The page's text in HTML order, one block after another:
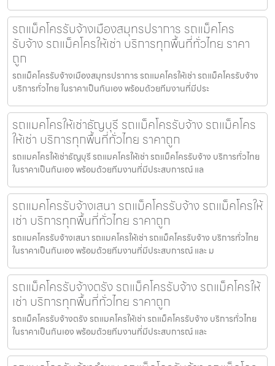
รถแม็คโครรับจ้างเมืองสมุทรปราการ รถแม็คโคร
รับจ้าง รถแม็คโครให้เช่า บริการทุกพื้นที่ทั่วไทย ราคา
ถูก
รถแม็คโครรับจ้างเมืองสมุทรปราการ รถแมคโครให้เช่า รถแม็คโครรับจ้าง
บริการทั่วไทย ในราคาเป็นกันเอง พร้อมด้วยทีมงานที่มีประ
รถแมคโครให้เช่าธัญบุรี รถแม็คโครรับจ้าง รถแม็คโคร
ให้เช่า บริการทุกพื้นที่ทั่วไทย ราคาถูก
รถแมคโครให้เช่าธัญบุรี รถแมคโครให้เช่า รถแม็คโครรับจ้าง บริการทั่วไทย
ในราคาเป็นกันเอง พร้อมด้วยทีมงานที่มีประสบการณ์ แล
รถแมคโครรับจ้างเสนา รถแม็คโครรับจ้าง รถแม็คโครให้
เช่า บริการทุกพื้นที่ทั่วไทย ราคาถูก
รถแมคโครรับจ้างเสนา รถแมคโครให้เช่า รถแม็คโครรับจ้าง บริการทั่วไทย
ในราคาเป็นกันเอง พร้อมด้วยทีมงานที่มีประสบการณ์ และ ม
รถแม็คโครรับจ้างตรัง รถแม็คโครรับจ้าง รถแม็คโครให้
เช่า บริการทุกพื้นที่ทั่วไทย ราคาถูก
รถแม็คโครรับจ้างตรัง รถแมคโครให้เช่า รถแม็คโครรับจ้าง บริการทั่วไทย
ในราคาเป็นกันเอง พร้อมด้วยทีมงานที่มีประสบการณ์ และ